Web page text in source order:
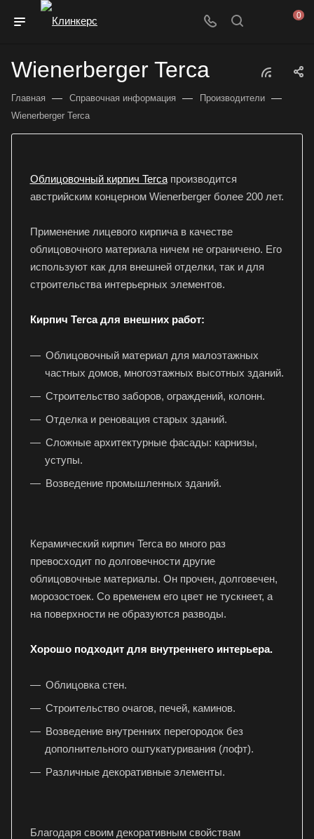
0
Wienerberger Terca
Главная — Справочная информация — Производители —
Wienerberger Terca
Облицовочный кирпич Tercaпроизводится
австрийским концерном Wienerberger более 200 лет.
Применение лицевого кирпича в качестве
облицовочного материала ничем не ограничено. Его
используют как для внешней отделки, так и для
строительства интерьерных элементов.
Кирпич Terca для внешних работ:
Облицовочный материал для малоэтажных
частных домов, многоэтажных высотных зданий.
Строительство заборов, ограждений, колонн.
Отделка и реновация старых зданий.
Сложные архитектурные фасады: карнизы,
уступы.
Возведение промышленных зданий.
Керамический кирпич Terca во много раз
превосходит по долговечности другие
облицовочные материалы. Он прочен, долговечен,
морозостоек. Со временем его цвет не тускнеет, а
на поверхности не образуются разводы.
Хорошо подходит для внутреннего интерьера.
Облицовка стен.
Строительство очагов, печей, каминов.
Возведение внутренних перегородок без
дополнительного оштукатуривания (лофт).
Различные декоративные элементы.
Благодаря своим декоративным свойствам